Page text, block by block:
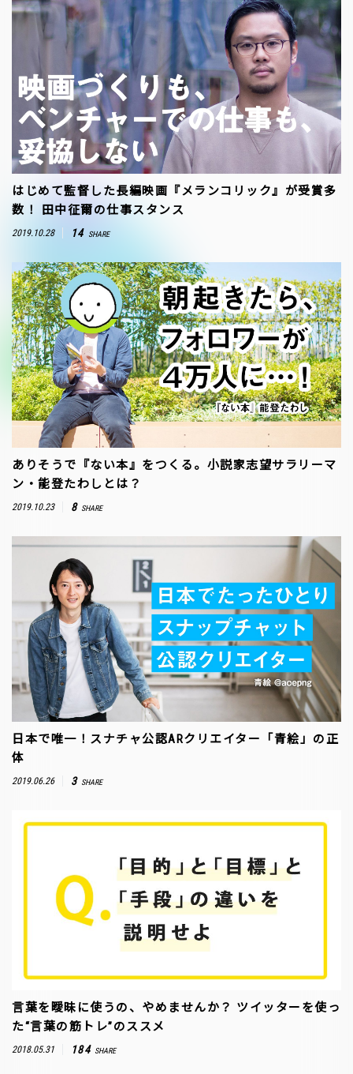
はじめて監督した長編映画『メランコリック』が受賞多
数！ 田中征爾の仕事スタンス
2019.10.28 14 SHARE
ありそうで『ない本』をつくる。小説家志望サラリーマ
ン・能登たわしとは？
2019.10.23 8 SHARE
日本で唯一！スナチャ公認ARクリエイター「青絵」の正
体
2019.06.26 3 SHARE
言葉を曖昧に使うの、やめませんか？ ツイッターを使っ
た“言葉の筋トレ”のススメ
2018.05.31 184 SHARE